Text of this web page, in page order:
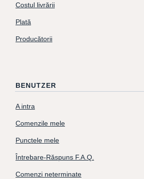
Costul livrării
Plată
Producătorii
BENUTZER
A intra
Comenzile mele
Punctele mele
Întrebare-Răspuns F.A.Q.
Comenzi neterminate